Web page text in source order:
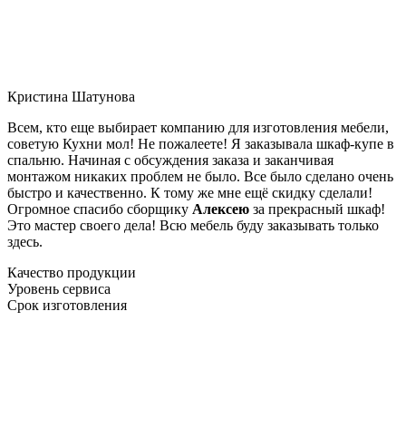
Кристина Шатунова
Всем, кто еще выбирает компанию для изготовления мебели,
советую Кухни мол! Не пожалеете! Я заказывала шкаф-купе в
спальню. Начиная с обсуждения заказа и заканчивая
монтажом никаких проблем не было. Все было сделано очень
быстро и качественно. К тому же мне ещё скидку сделали!
Огромное спасибо сборщику Алексею за прекрасный шкаф!
Это мастер своего дела! Всю мебель буду заказывать только
здесь.
Качество продукции
Уровень сервиса
Срок изготовления